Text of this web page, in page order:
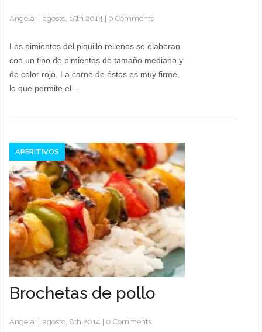
Angela+ |agosto, 15th 2014 0 Comments
Los pimientos del piquillo rellenos se elaboran
con un tipo de pimientos de tamaño mediano y
de color rojo. La carne de éstos es muy firme,
lo que permite el...
APERITIVOS
Brochetas de pollo
Angela+ |agosto, 8th 2014 0 Comments